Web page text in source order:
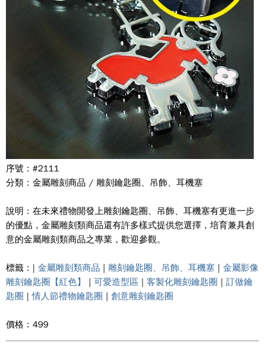
序號 : #2111
分類 : 金屬雕刻商品 / 雕刻鑰匙圈、吊飾、耳機塞
說明 : 在未來禮物開發上雕刻鑰匙圈、吊飾、耳機塞有更進一步
的優點，金屬雕刻類商品還有許多樣式提供您選擇，培育兼具創
意的金屬雕刻類商品之專業，歡迎參觀。
標籤 : | 金屬雕刻類商品 | 雕刻鑰匙圈、吊飾、耳機塞 | 金屬影像
雕刻鑰匙圈【紅色】
| 可愛造型區 | 客製化雕刻鑰匙圈 | 訂做鑰
匙圈 |情人節禮物鑰匙圈 | 創意雕刻鑰匙圈
價格 : 499